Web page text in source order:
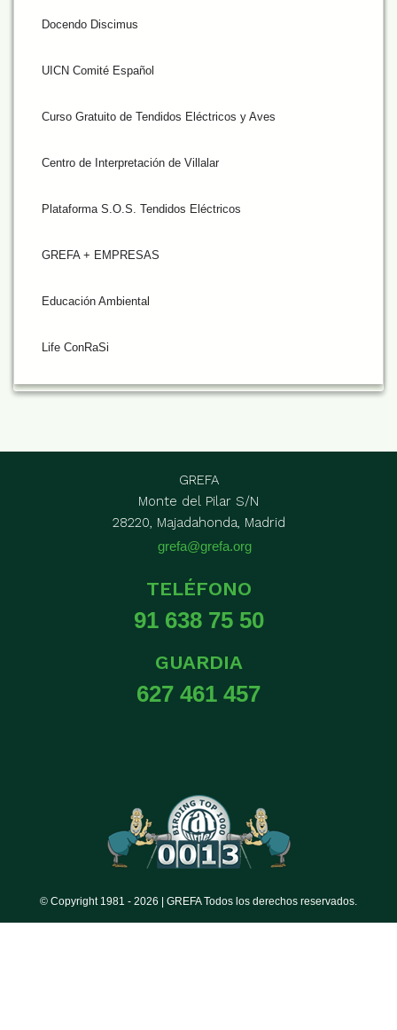
Docendo Discimus
UICN Comité Español
Curso Gratuito de Tendidos Eléctricos y Aves
Centro de Interpretación de Villalar
Plataforma S.O.S. Tendidos Eléctricos
GREFA + EMPRESAS
Educación Ambiental
Life ConRaSi
GREFA
Monte del Pilar S/N
28220, Majadahonda, Madrid
grefa@grefa.org
TELÉFONO
91 638 75 50
GUARDIA
627 461 457
© Copyright 1981 - 2026 | GREFA Todos los derechos reservados.